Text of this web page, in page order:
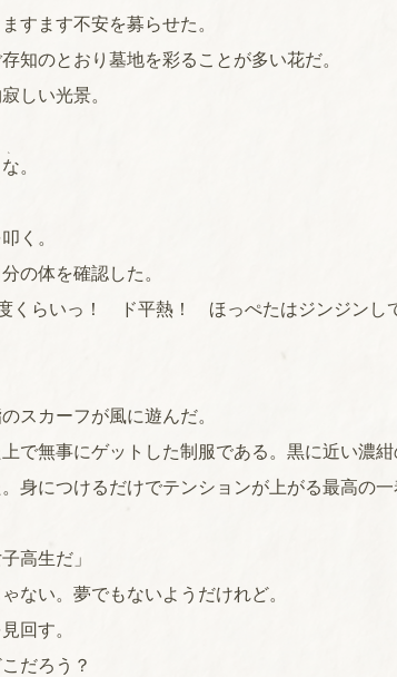
すます不安を募らせた。
のとおり墓地を彩ることが多い花だ。
しい光景。
。
く。
の体を確認した。
くらいっ！ ド平熱！ ほっぺたはジンジンし
のスカーフが風に遊んだ。
で無事にゲットした制服である。黒に近い濃
身につけるだけでテンションが上がる最高の
高生だ」
ない。夢でもないようだけれど。
回す。
だろう？